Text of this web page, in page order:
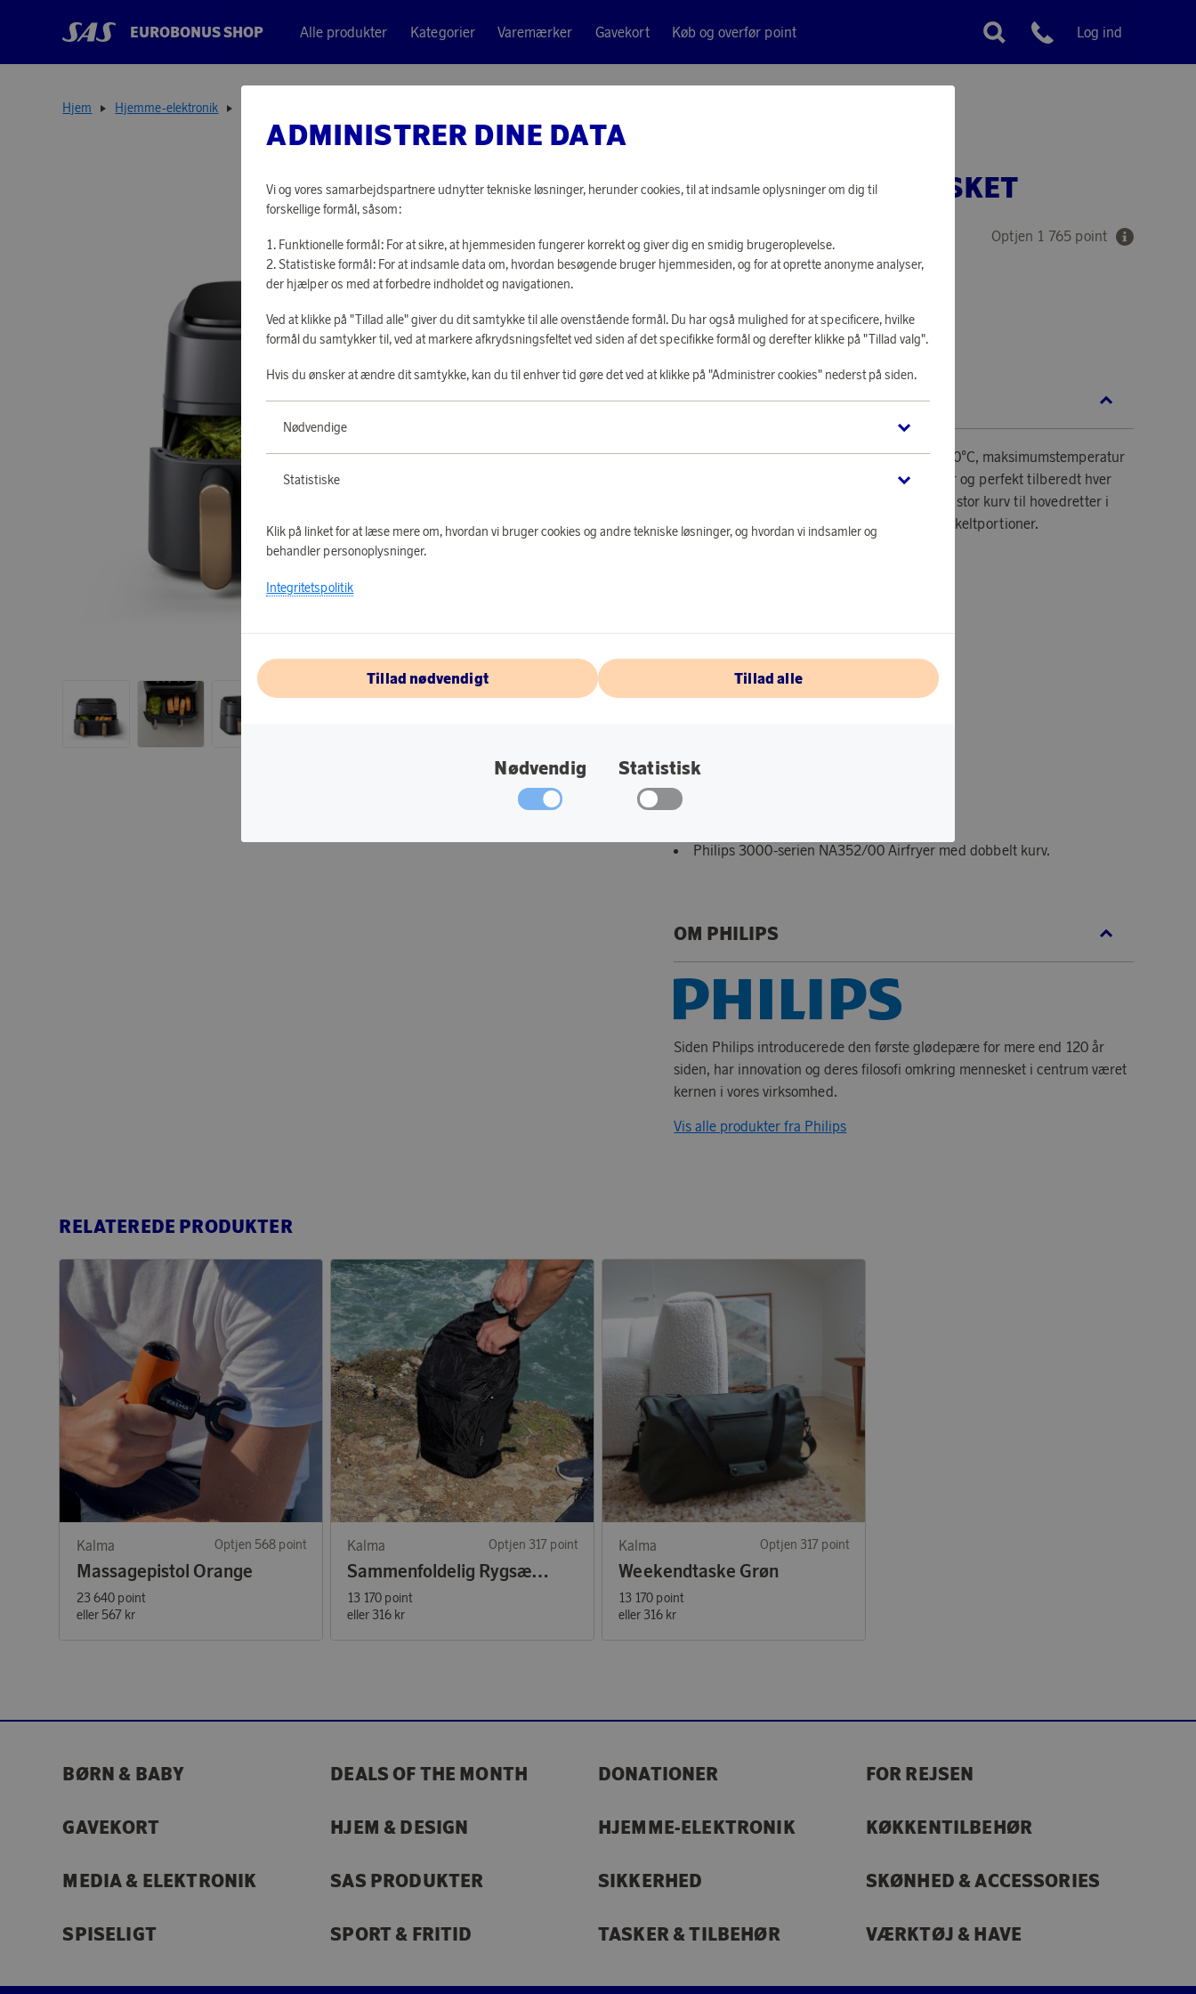
EUROBONUS SHOP Alle produkter Kategorier Varemærker Gavekort Køb og overfør point Kundeservice
Log ind
Hjem Hjemme-elektronik
AIRFRYER DUAL BASKET
73 520 point
eller 1 764 kr
Optjen 1 765 point
LOG IND FOR AT SHOPPE
PRODUKTBESKRIVELSE
cJusterbar termostat, minimumstemperatur 40°C, maksimumstemperatur
200°C. Denne airfryer gør din mad sprød, mør og perfekt tilberedt hver
gang. Nyd velsmagende og sund mad med en stor kurv til hovedretter i
familien og en mindre kurv til tilbehør eller enkeltportioner.
Antal programmer: 8.
HomeID opskriftsapp.
Philips 3000-serien NA352/00 Airfryer med dobbelt kurv.
OM PHILIPS
Siden Philips introducerede den første glødepære for mere end 120 år
siden, har innovation og deres filosofi omkring mennesket i centrum været
kernen i vores virksomhed.
Vis alle produkter fra Philips
RELATEREDE PRODUKTER
Kalma Optjen 568 point
Massagepistol Orange
23 640 point
eller 567 kr
Kalma Optjen 317 point
Sammenfoldelig Rygsæk Sort
13 170 point
eller 316 kr
Kalma Optjen 317 point
Weekendtaske Grøn
13 170 point
eller 316 kr
ADMINISTRER DINE DATA
Vi og vores samarbejdspartnere udnytter tekniske løsninger, herunder cookies, til at indsamle oplysninger om dig til
forskellige formål, såsom:
Funktionelle formål: For at sikre, at hjemmesiden fungerer korrekt og giver dig en smidig brugeroplevelse.
Statistiske formål: For at indsamle data om, hvordan besøgende bruger hjemmesiden, og for at oprette anonyme analyser,
der hjælper os med at forbedre indholdet og navigationen.
Ved at klikke på "Tillad alle" giver du dit samtykke til alle ovenstående formål. Du har også mulighed for at specificere, hvilke
formål du samtykker til, ved at markere afkrydsningsfeltet ved siden af det specifikke formål og derefter klikke på "Tillad valg".
Hvis du ønsker at ændre dit samtykke, kan du til enhver tid gøre det ved at klikke på "Administrer cookies" nederst på siden.
Nødvendige
Statistiske
Klik på linket for at læse mere om, hvordan vi bruger cookies og andre tekniske løsninger, og hvordan vi indsamler og
behandler personoplysninger.
Integritetspolitik
Tillad nødvendigt Tillad alle
Nødvendig Statistisk
BØRN & BABY DEALS OF THE MONTH DONATIONER FOR REJSEN
GAVEKORT HJEM & DESIGN HJEMME-ELEKTRONIK KØKKENTILBEHØR
MEDIA & ELEKTRONIK SAS PRODUKTER SIKKERHED SKØNHED & ACCESSORIES
SPISELIGT SPORT & FRITID TASKER & TILBEHØR VÆRKTØJ & HAVE